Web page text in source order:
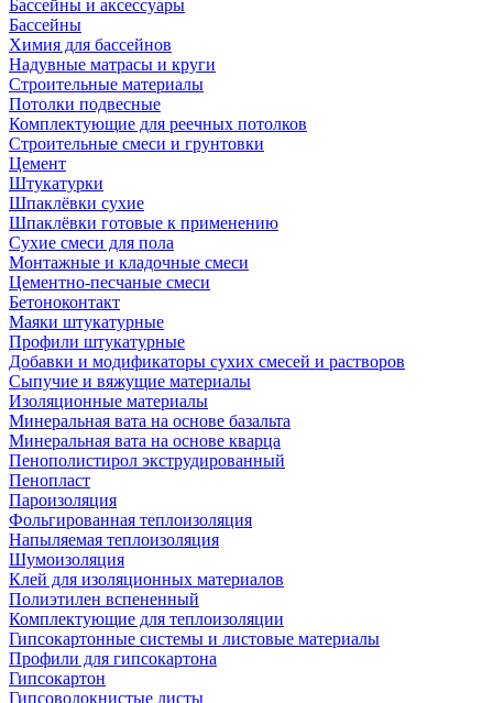
Бассейны и аксессуары
Бассейны
Химия для бассейнов
Надувные матрасы и круги
Строительные материалы
Потолки подвесные
Комплектующие для реечных потолков
Строительные смеси и грунтовки
Цемент
Штукатурки
Шпаклёвки сухие
Шпаклёвки готовые к применению
Сухие смеси для пола
Монтажные и кладочные смеси
Цементно-песчаные смеси
Бетоноконтакт
Маяки штукатурные
Профили штукатурные
Добавки и модификаторы сухих смесей и растворов
Сыпучие и вяжущие материалы
Изоляционные материалы
Минеральная вата на основе базальта
Минеральная вата на основе кварца
Пенополистирол экструдированный
Пенопласт
Пароизоляция
Фольгированная теплоизоляция
Напыляемая теплоизоляция
Шумоизоляция
Клей для изоляционных материалов
Полиэтилен вспененный
Комплектующие для теплоизоляции
Гипсокартонные системы и листовые материалы
Профили для гипсокартона
Гипсокартон
Гипсоволокнистые листы